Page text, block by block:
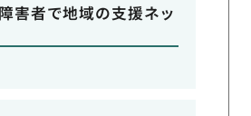
害者で地域の支援ネッ